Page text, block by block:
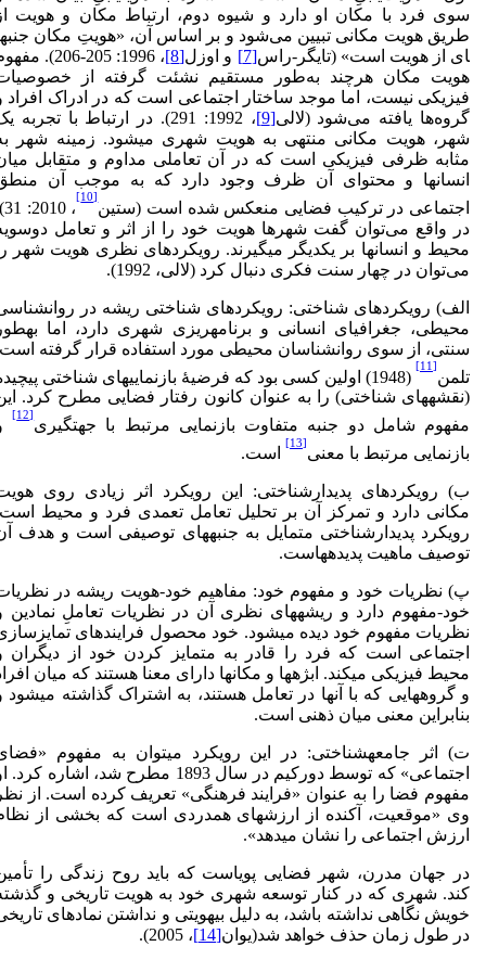
سوی فرد با مکان او دارد و شیوه دوم، ارتباط مکان و هویت
ای از هویت است» (تایگر-راس[7] و اوزل[8]
، 1996: 205-206).
هویت مکان هرچند به‌طور مستقیم نشئت گرفته از
فیزیکی نیست، اما موجد ساختار اجتماعی است که در ادراک افراد
گروه‌ها یافته می‌شود (لالی[9]
، 1992: 291). در ارتباط با تجربه
شهر، هویت مکانی منتهی به هویت شهری می­شود. زمینه شهر
مثابه ظرفی فیزیکی است که در آن تعاملی مداوم و متقابل
انسان­ها و محتوای آن ظرف وجود دارد که به موجب آن
اجتماعی در ترکیب فضایی منعکس شده است (ستین
[10]
،
در واقع می‌توان گفت شهرها هویت خود را از اثر و تعامل
محیط و انسان­ها بر یکدیگر می­گیرند. رویکردهای نظری هویت شهر
می‌توان در چهار سنت فکری دنبال کرد (لالی، 1992).
الف) رویکردهای شناختی: رویکردهای شناختی ریشه در
محیطی، جغرافیای انسانی و برنامه­ریزی شهری دارد، اما
سنتی، از سوی روان­شناسان محیطی مورد استفاده قرار گرفته
تلمن
[11]
(1948) اولین کسی بود که فرضیۀ بازنمایی­های شناختی
(نقشه‏های شناختی) را به عنوان کانون رفتار فضایی مطرح کرد.
مفهوم شامل دو جنبه متفاوت بازنمایی مرتبط با جهت­گیری
[12]
بازنمایی مرتبط با معنی
[13]
است.
ب) رویکردهای پدیدارشناختی: این رویکرد اثر زیادی روی
مکانی دارد و تمرکز آن بر تحلیل تعامل تعمدی فرد و محیط
رویکرد پدیدارشناختی متمایل به جنبه­های توصیفی است و هدف
توصیف ماهیت پدیده­هاست.
پ) نظریات خود و مفهوم خود: مفاهیم خود-هویت ریشه در
خود-مفهوم دارد و ریشه­های نظری آن در نظریات تعاملِ نمادین
نظریات مفهوم خود دیده می­شود. خود محصول فرایندهای
اجتماعی است که فرد را قادر به متمایز کردن خود از دیگران
محیط فیزیکی می­کند. ابژه­ها و مکان­ها دارای معنا هستند که میان
و گروه­هایی که با آنها در تعامل هستند، به اشتراک گذاشته می­شود
بنابراین معنی میان ذهنی است.
ت) اثر جامعه­شناختی: در این رویکرد می­توان به مفهوم
اجتماعی» که توسط دورکیم در سال 1893 مطرح شد، اشاره کرد.
مفهوم فضا را به عنوان «فرایند فرهنگی» تعریف کرده است. از
وی «موقعیت، آکنده از ارزش­های همدردی است که بخشی از
ارزش اجتماعی را نشان می­دهد».
در جهان مدرن، شهر فضایی پویاست که باید روح زندگی را
کند. شهری که در کنار توسعه شهری خود به هویت تاریخی و
خویش نگاهی نداشته باشد، به دلیل بی­هویتی و نداشتن نمادهای
در طول زمان حذف خواهد شد(یوان[14] ، 2005).